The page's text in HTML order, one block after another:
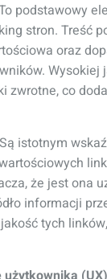
podstawowy
stron. Treść
oraz
Wysokiej
zwrotne, co
istotnym
że jest ona
informacji
tych